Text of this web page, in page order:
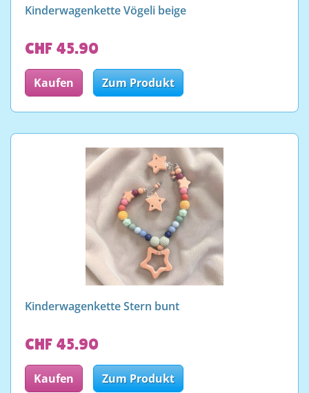
Kinderwagenkette Vögeli beige
CHF 45.90
Kaufen Zum Produkt
Kinderwagenkette Stern bunt
CHF 45.90
Kaufen Zum Produkt